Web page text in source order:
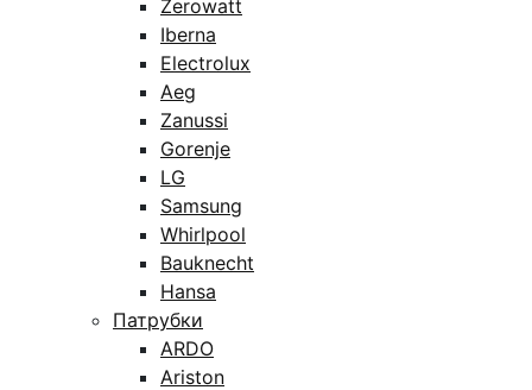
Zerowatt
Iberna
Electrolux
Aeg
Zanussi
Gorenje
LG
Samsung
Whirlpool
Bauknecht
Hansa
Патрубки
ARDO
Ariston